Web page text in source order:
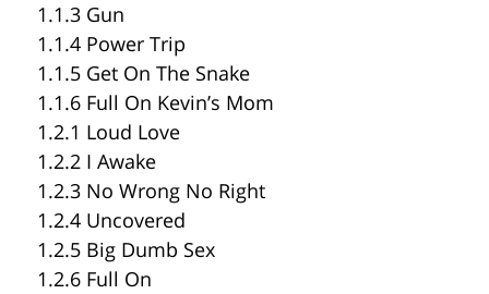
1.1.3 Gun
1.1.4 Power Trip
1.1.5 Get On The Snake
1.1.6 Full On Kevin’s Mom
1.2.1 Loud Love
1.2.2 I Awake
1.2.3 No Wrong No Right
1.2.4 Uncovered
1.2.5 Big Dumb Sex
1.2.6 Full On